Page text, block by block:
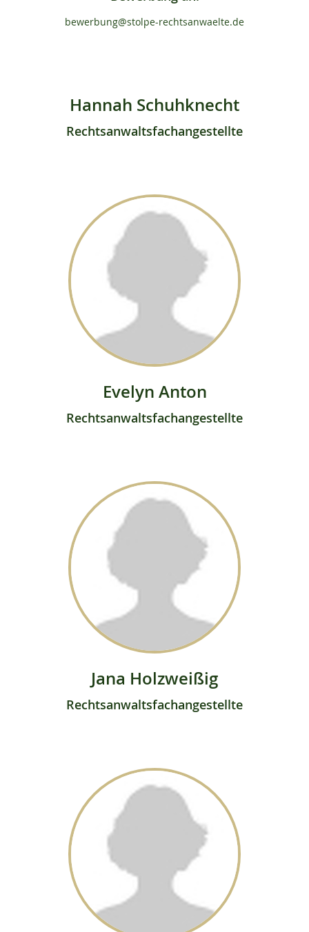
bewerbung@stolpe-rechtsanwaelte.de
Hannah Schuhknecht
Rechtsanwaltsfachangestellte
Evelyn Anton
Rechtsanwaltsfachangestellte
Jana Holzweißig
Rechtsanwaltsfachangestellte